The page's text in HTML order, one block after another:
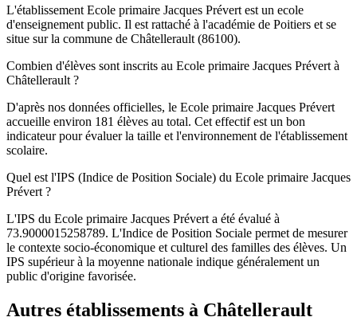
L'établissement Ecole primaire Jacques Prévert est un ecole
d'enseignement public. Il est rattaché à l'académie de Poitiers et se
situe sur la commune de Châtellerault (86100).
Combien d'élèves sont inscrits au Ecole primaire Jacques Prévert à
Châtellerault ?
D'après nos données officielles, le Ecole primaire Jacques Prévert
accueille environ 181 élèves au total. Cet effectif est un bon
indicateur pour évaluer la taille et l'environnement de l'établissement
scolaire.
Quel est l'IPS (Indice de Position Sociale) du Ecole primaire Jacques
Prévert ?
L'IPS du Ecole primaire Jacques Prévert a été évalué à
73.9000015258789. L'Indice de Position Sociale permet de mesurer
le contexte socio-économique et culturel des familles des élèves. Un
IPS supérieur à la moyenne nationale indique généralement un
public d'origine favorisée.
Autres établissements à Châtellerault